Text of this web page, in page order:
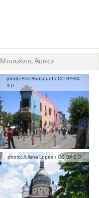
Μπουένος Άιρες»
photo:Eric Bousquet / CC BY-SA
3.0
photo:Juliana Lopes / CC BY 2.0